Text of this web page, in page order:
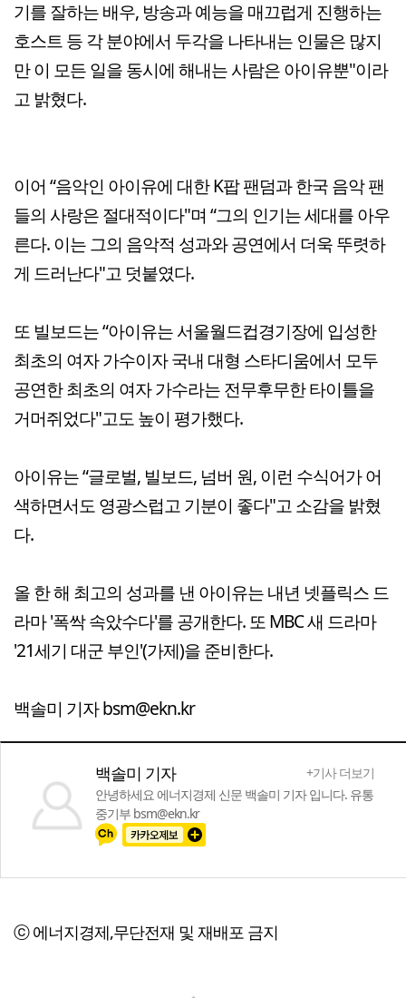
기를 잘하는 배우, 방송과 예능을 매끄럽게 진행하는
호스트 등 각 분야에서 두각을 나타내는 인물은 많지
만 이 모든 일을 동시에 해내는 사람은 아이유뿐"이라
고 밝혔다.
이어 “음악인 아이유에 대한 K팝 팬덤과 한국 음악 팬
들의 사랑은 절대적이다"며 “그의 인기는 세대를 아우
른다. 이는 그의 음악적 성과와 공연에서 더욱 뚜렷하
게 드러난다"고 덧붙였다.
또 빌보드는 “아이유는 서울월드컵경기장에 입성한
최초의 여자 가수이자 국내 대형 스타디움에서 모두
공연한 최초의 여자 가수라는 전무후무한 타이틀을
거머쥐었다"고도 높이 평가했다.
아이유는 “글로벌, 빌보드, 넘버 원, 이런 수식어가 어
색하면서도 영광스럽고 기분이 좋다"고 소감을 밝혔
다.
올 한 해 최고의 성과를 낸 아이유는 내년 넷플릭스 드
라마 '폭싹 속았수다'를 공개한다. 또 MBC 새 드라마
'21세기 대군 부인'(가제)을 준비한다.
백솔미 기자 bsm@ekn.kr
백솔미 기자
+기사 더보기
안녕하세요 에너지경제 신문 백솔미 기자 입니다. 유통
중기부 bsm@ekn.kr
ⓒ 에너지경제,무단전재 및 재배포 금지